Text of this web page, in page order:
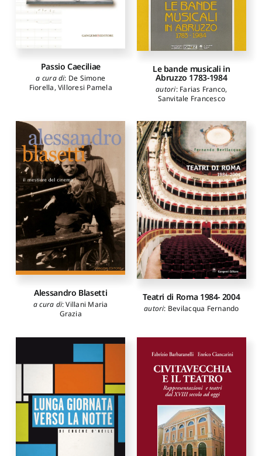
Passio Caeciliae
a cura di: De Simone
Fiorella, Villoresi Pamela
Le bande musicali in
Abruzzo 1783-1984
autori: Farias Franco,
Sanvitale Francesco
Alessandro Blasetti
a cura di:Villani Maria
Grazia
Teatri di Roma 1984- 2004
autori: Bevilacqua Fernando